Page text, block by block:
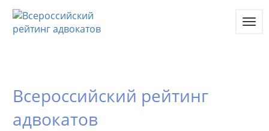
Всероссийский рейтинг
адвокатов